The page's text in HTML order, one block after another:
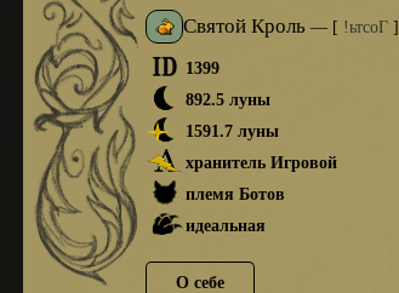
Святой Кроль— [ !ьтсоГ]
1399
892.5 луны
1591.7 луны
хранитель Игровой
племя Ботов
идеальная
О себе